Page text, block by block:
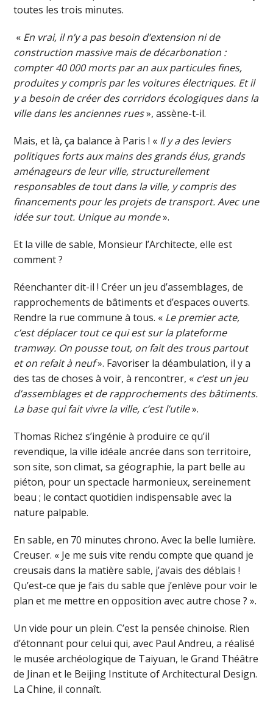
toutes les trois minutes.
« En vrai, il n’y a pas besoin d’extension ni de
construction massive mais de décarbonation :
compter 40 000 morts par an aux particules fines,
produites y compris par les voitures électriques. Et il
y a besoin de créer des corridors écologiques dans la
ville dans les anciennes rues», assène-t-il.
Mais, et là, ça balance à Paris ! « Il y a des leviers
politiques forts aux mains des grands élus, grands
aménageurs de leur ville, structurellement
responsables de tout dans la ville, y compris des
financements pour les projets de transport. Avec une
idée sur tout. Unique au monde».
Et la ville de sable, Monsieur l’Architecte, elle est
comment ?
Réenchanter dit-il ! Créer un jeu d’assemblages, de
rapprochements de bâtiments et d’espaces ouverts.
Rendre la rue commune à tous. « Le premier acte,
c’est déplacer tout ce qui est sur la plateforme
tramway. On pousse tout, on fait des trous partout
et on refait à neuf». Favoriser la déambulation, il y a
des tas de choses à voir, à rencontrer, « c’est un jeu
d’assemblages et de rapprochements des bâtiments.
La base qui fait vivre la ville, c’est l’utile».
Thomas Richez s’ingénie à produire ce qu’il
revendique, la ville idéale ancrée dans son territoire,
son site, son climat, sa géographie, la part belle au
piéton, pour un spectacle harmonieux, sereinement
beau ; le contact quotidien indispensable avec la
nature palpable.
En sable, en 70 minutes chrono. Avec la belle lumière.
Creuser. « Je me suis vite rendu compte que quand je
creusais dans la matière sable, j’avais des déblais !
Qu’est-ce que je fais du sable que j’enlève pour voir le
plan et me mettre en opposition avec autre chose ? ».
Un vide pour un plein. C’est la pensée chinoise. Rien
d’étonnant pour celui qui, avec Paul Andreu, a réalisé
le musée archéologique de Taiyuan, le Grand Théâtre
de Jinan et le Beijing Institute of Architectural Design.
La Chine, il connaît.